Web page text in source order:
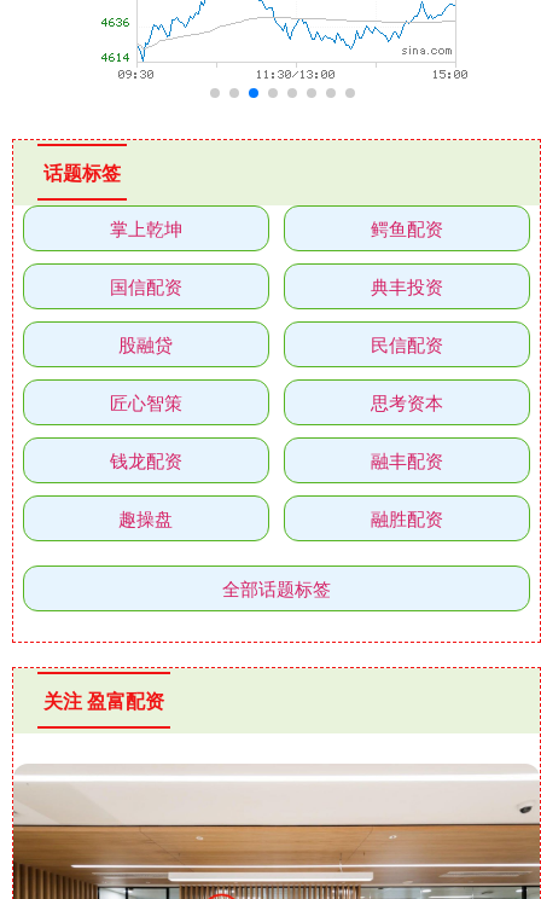
话题标签
掌上乾坤 鳄鱼配资
国信配资 典丰投资
股融贷 民信配资
匠心智策 思考资本
钱龙配资 融丰配资
趣操盘 融胜配资
全部话题标签
关注 盈富配资